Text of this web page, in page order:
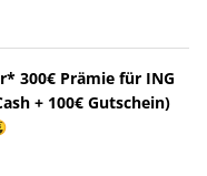
300€ Prämie für ING
+ 100€ Gutschein)